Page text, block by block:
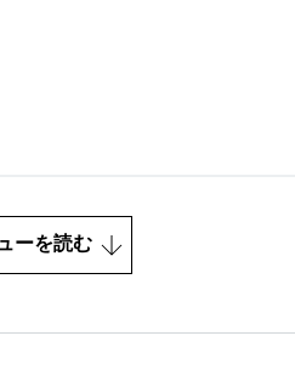
ーを読む